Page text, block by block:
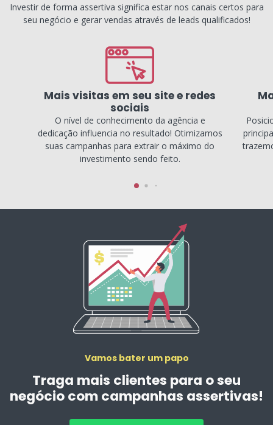
Investir de forma assertiva significa estar nos canais certos para
seu negócio e gerar vendas através de leads qualificados!
Mais visitas em seu site e redes
sociais
O nível de conhecimento da agência e
dedicação influencia no resultado! Otimizamos
suas campanhas para extrair o máximo do
investimento sendo feito.
Vamos bater um papo
Traga mais clientes para o seu
negócio com campanhas assertivas!